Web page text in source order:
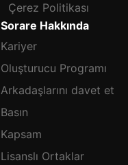
Çerez Politikası
Sorare Hakkında
Kariyer
Oluşturucu Programı
Arkadaşlarını davet et
Basın
Kapsam
Lisanslı Ortaklar